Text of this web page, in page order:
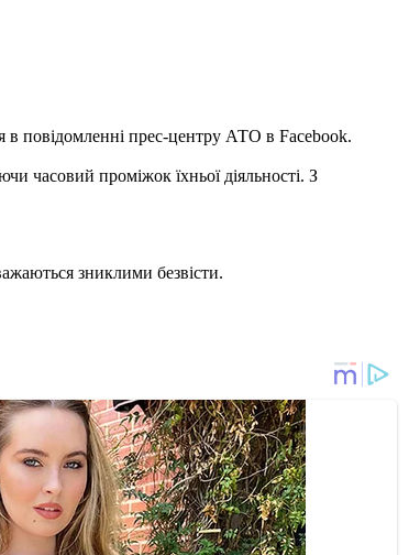
в повідомленні прес-центру АТО в Facebook.
часовий проміжок їхньої діяльності. З
зниклими безвісти.